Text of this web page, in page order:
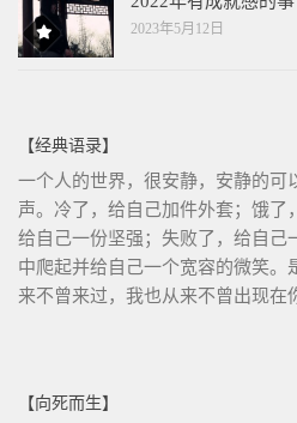
2023年5月12日
【经典语录】
一个人的世界，很安静，安静的可
声。冷了，给自己加件外套；饿了
给自己一份坚强；失败了，给自己
中爬起并给自己一个宽容的微笑。
来不曾来过，我也从来不曾出现
【向死而生】